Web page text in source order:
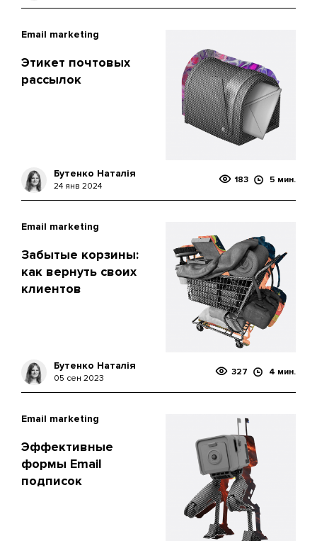
Email marketing
Этикет почтовых
рассылок
Бутенко Наталія
24 янв 2024
183 5 мин.
Email marketing
Забытые корзины:
как вернуть своих
клиентов
Бутенко Наталія
05 сен 2023
327 4 мин.
Email marketing
Эффективные
формы Email
подписок